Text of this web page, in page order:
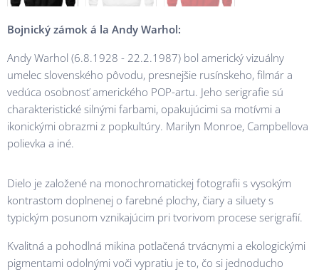
Bojnický zámok á la Andy Warhol:
Andy Warhol (6.8.1928 - 22.2.1987) bol americký vizuálny
umelec slovenského pôvodu, presnejšie rusínskeho, filmár a
vedúca osobnosť amerického POP-artu. Jeho serigrafie sú
charakteristické silnými farbami, opakujúcimi sa motívmi a
ikonickými obrazmi z popkultúry. Marilyn Monroe, Campbellova
polievka a iné.
Dielo je založené na monochromatickej fotografii s vysokým
kontrastom doplnenej o farebné plochy, čiary a siluety s
typickým posunom vznikajúcim pri tvorivom procese serigrafií.
Kvalitná a pohodlná mikina potlačená trvácnymi a ekologickými
pigmentami odolnými voči vypratiu je to, čo si jednoducho